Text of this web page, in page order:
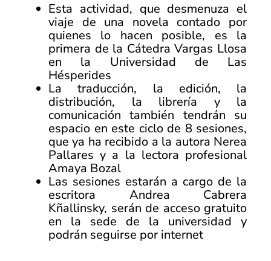
Esta actividad, que desmenuza el
viaje de una novela contado por
quienes lo hacen posible, es la
primera de la Cátedra Vargas Llosa
en la Universidad de Las
Hésperides
La traducción, la edición, la
distribución, la librería y la
comunicación también tendrán su
espacio en este ciclo de 8 sesiones,
que ya ha recibido a la autora Nerea
Pallares y a la lectora profesional
Amaya Bozal
Las sesiones estarán a cargo de la
escritora Andrea Cabrera
Kñallinsky, serán de acceso gratuito
en la sede de la universidad y
podrán seguirse por internet